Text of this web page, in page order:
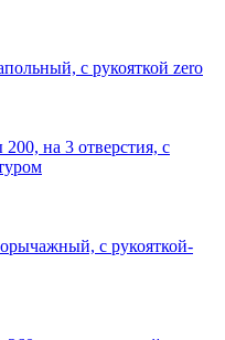
с рукояткой zero
на 3 отверстия, с
с рукояткой-